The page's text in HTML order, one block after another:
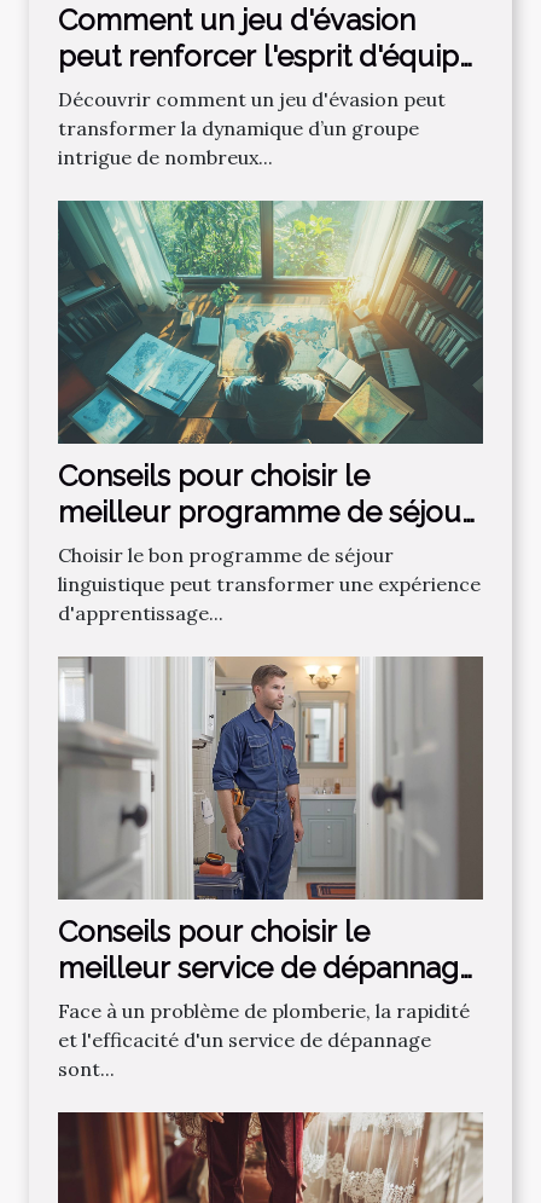
Comment un jeu d'évasion
peut renforcer l'esprit d'équipe
?
Découvrir comment un jeu d'évasion peut
transformer la dynamique d’un groupe
intrigue de nombreux...
Conseils pour choisir le
meilleur programme de séjour
linguistique
Choisir le bon programme de séjour
linguistique peut transformer une expérience
d'apprentissage...
Conseils pour choisir le
meilleur service de dépannage
plomberie
Face à un problème de plomberie, la rapidité
et l'efficacité d'un service de dépannage
sont...